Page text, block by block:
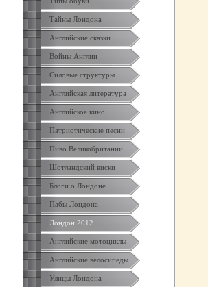
Тайны Лондона
Английские сказки
Войны Англии
Силовые структуры
Английская литература
Английское кино
Патриотические песни
Пиво Великобритании
Шотландский виски
Блоги о Лондоне
Пабы Лондона
Лондон 2012
Английские мотоциклы
Английские велосипеды
Улицы Лондона